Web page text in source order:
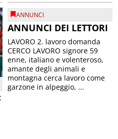
ANNUNCI
ANNUNCI DEI LETTORI
LAVORO 2. lavoro domanda
CERCO LAVORO signore 59
enne, italiano e volenteroso,
amante degli animali e
montagna cerca lavoro come
garzone in alpeggio, ...